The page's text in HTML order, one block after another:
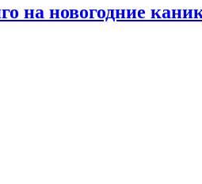
на новогодние